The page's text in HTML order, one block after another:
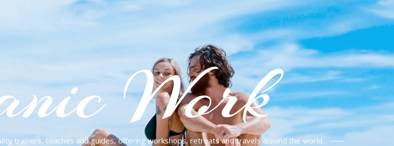
Work
trainers, coaches and guides, offering workshops, retreats and travels around the world.